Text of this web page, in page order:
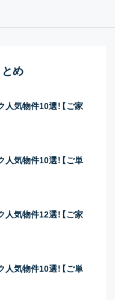
とめ
気物件10選！【ご家
気物件10選！【ご単
気物件12選！【ご家
気物件10選！【ご単